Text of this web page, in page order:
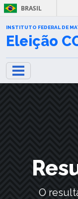
BRASIL
INSTITUTO FEDERAL DE
Eleição
O